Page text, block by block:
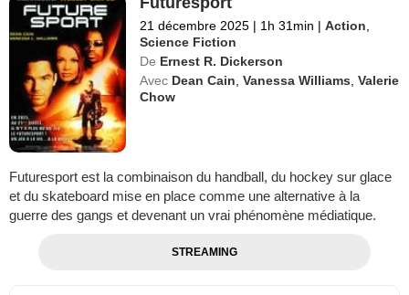
21 décembre 2025 | 1h 31min | Action
Science Fiction
De Ernest R. Dickerson
Avec Dean Cain ,Vanessa Williams ,Valerie
Chow
Futuresport est la combinaison du handball, du hockey sur glace
et du skateboard mise en place comme une alternative à la
guerre des gangs et devenant un vrai phénomène médiatique.
STREAMING